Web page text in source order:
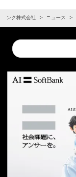
バンク株式会社 ニュース
Conduct
a